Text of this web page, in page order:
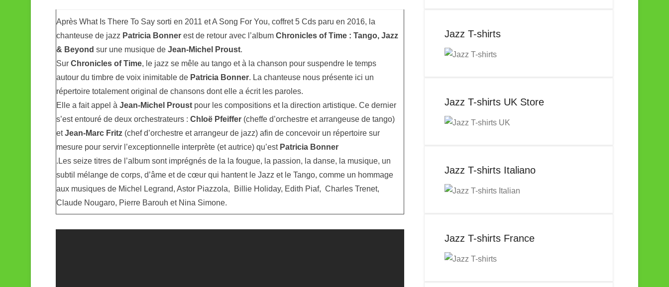
Après What Is There To Say sorti en 2011 et A Song For You, coffret 5 Cds paru en 2016, la
chanteuse de jazz Patricia Bonner est de retour avec l’album Chronicles of Time : Tango, Jazz
& Beyond sur une musique de Jean-Michel Proust.
Sur Chronicles of Time, le jazz se mêle au tango et à la chanson pour suspendre le temps
autour du timbre de voix inimitable de Patricia Bonner. La chanteuse nous présente ici un
répertoire totalement original de chansons dont elle a écrit les paroles.
Elle a fait appel à Jean-Michel Proust pour les compositions et la direction artistique. Ce dernier
s’est entouré de deux orchestrateurs : Chloë Pfeiffer (cheffe d’orchestre et arrangeuse de tango)
etJean-Marc Fritz (chef d’orchestre et arrangeur de jazz) afin de concevoir un répertoire sur
mesure pour servir l’exceptionnelle interprète (et autrice) qu’est Patricia Bonner
.Les seize titres de l’album sont imprégnés de la la fougue, la passion, la danse, la musique, un
subtil mélange de corps, d’âme et de cœur qui hantent le Jazz et le Tango, comme un hommage
aux musiques de Michel Legrand, Astor Piazzola, Billie Holiday, Edith Piaf, Charles Trenet,
Claude Nougaro, Pierre Barouh et Nina Simone.
Jazz T-shirts
Jazz T-shirts UK Store
Jazz T-shirts Italiano
Jazz T-shirts France